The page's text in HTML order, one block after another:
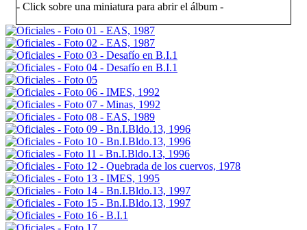
- Click sobre una miniatura para abrir el álbum -